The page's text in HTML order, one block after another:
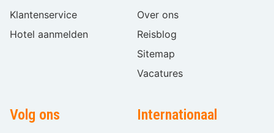
Klantenservice
Hotel aanmelden
Over ons
Reisblog
Sitemap
Vacatures
Volg ons Internationaal